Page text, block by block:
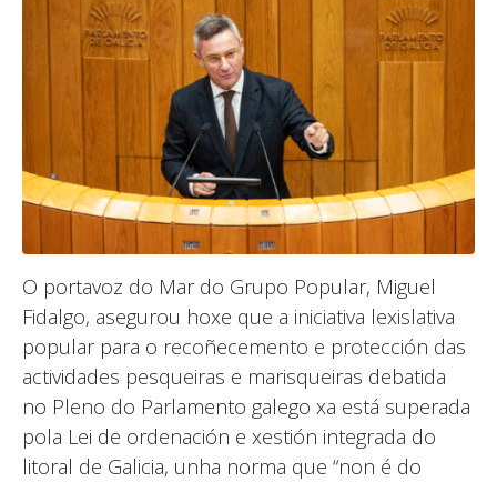
O portavoz do Mar do Grupo Popular, Miguel
Fidalgo, asegurou hoxe que a iniciativa lexislativa
popular para o recoñecemento e protección das
actividades pesqueiras e marisqueiras debatida
no Pleno do Parlamento galego xa está superada
pola Lei de ordenación e xestión integrada do
litoral de Galicia, unha norma que “non é do